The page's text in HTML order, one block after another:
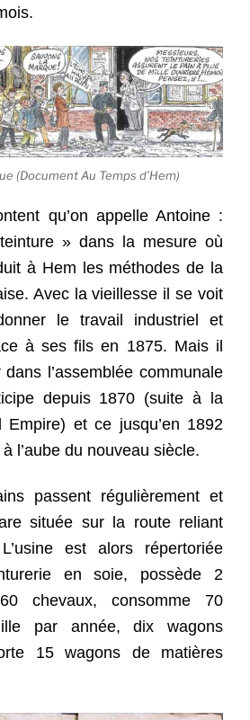
(Document Au Temps d’Hem)
qu’on appelle Antoine :
» dans la mesure où
à Hem les méthodes de la
Avec la vieillesse il se voit
le travail industriel et
à ses fils en 1875. Mais il
l’assemblée communale
depuis 1870 (suite à la
et ce jusqu’en 1892
l’aube du nouveau siècle.
passent régulièrement et
située sur la route reliant
est alors répertoriée
en soie, possède 2
chevaux, consomme 70
par année, dix wagons
15 wagons de matières